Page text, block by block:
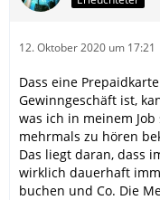
12. Oktober 2020 um 17:21
Dass eine
Gewinngeschäft ist,
was ich in meinem
mehrmals zu hören
Das liegt daran, dass
wirklich dauerhaft
buchen und Co. Die